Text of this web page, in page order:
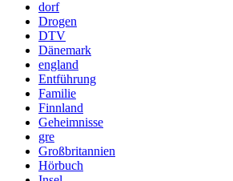
dorf
Drogen
DTV
Dänemark
england
Entführung
Familie
Finnland
Geheimnisse
gre
Großbritannien
Hörbuch